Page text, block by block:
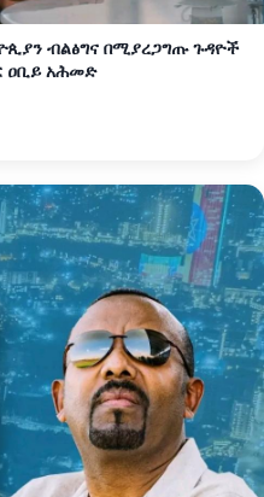
ብልፅግና በሚያረጋግጡ ጉዳዮች
ዐቢይ አሕመድ